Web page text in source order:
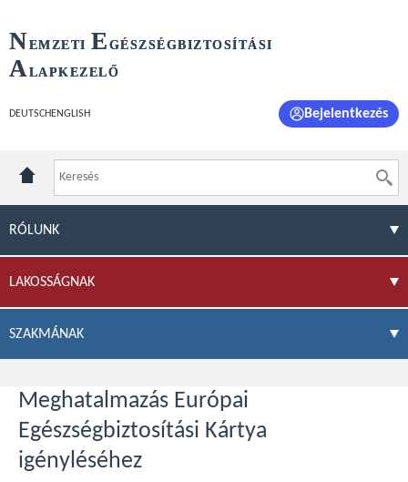
NEMZETI E GÉSZSÉGBIZTOSÍTÁSI
ALAPKEZELŐ
DEUTSCH ENGLISH Bejelentkezés
RÓLUNK
LAKOSSÁGNAK
SZAKMÁNAK
Meghatalmazás Európai
Egészségbiztosítási Kártya
igényléséhez